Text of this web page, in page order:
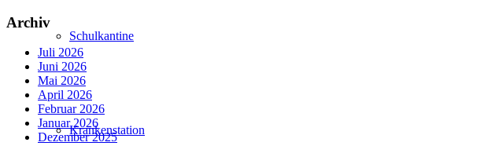
Schulkantine
Krankenstation
Archiv
Juli 2026
Juni 2026
Mai 2026
April 2026
Februar 2026
Januar 2026
Dezember 2025